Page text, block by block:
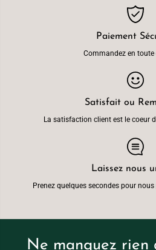
Paiement
Commandez en
Satisfait ou
La satisfaction client est le coeur
Laissez nous
Prenez quelques secondes pour
Ne manquez rien